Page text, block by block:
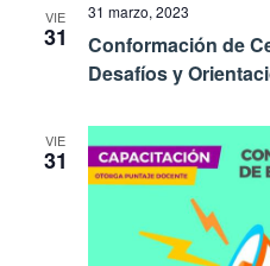
VIE
31
31 marzo, 2023
Conformación de
Desafíos y
VIE
31